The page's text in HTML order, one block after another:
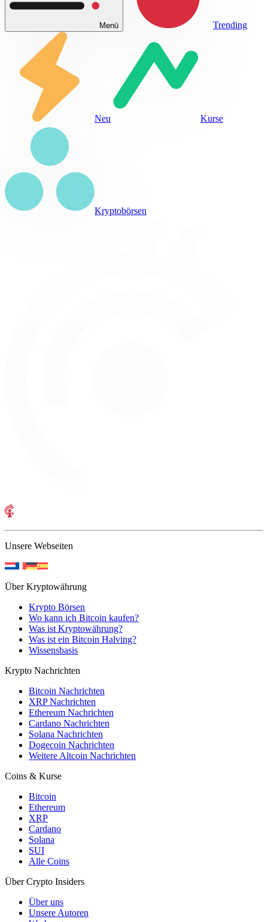
Menü Trending
Neu Kurse
Kryptobörsen
Unsere Webseiten
Über Kryptowährung
Krypto Börsen
Wo kann ich Bitcoin kaufen?
Was ist Kryptowährung?
Was ist ein Bitcoin Halving?
Wissensbasis
Krypto Nachrichten
Bitcoin Nachrichten
XRP Nachrichten
Ethereum Nachrichten
Cardano Nachrichten
Solana Nachrichten
Dogecoin Nachrichten
Weitere Altcoin Nachrichten
Coins & Kurse
Bitcoin
Ethereum
XRP
Cardano
Solana
SUI
Alle Coins
Über Crypto Insiders
Über uns
Unsere Autoren